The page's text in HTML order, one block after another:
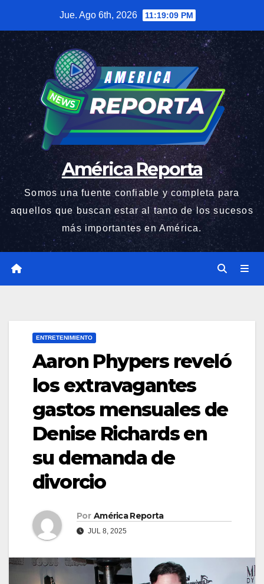
contenido
Jue. Ago 6th, 2026 11:19:11 PM
América Reporta
Somos una fuente confiable y completa para
aquellos que buscan estar al tanto de los sucesos
más importantes en América.
ENTRETENIMIENTO
Aaron Phypers reveló
los extravagantes
gastos mensuales de
Denise Richards en
su demanda de
divorcio
Por América Reporta
JUL 8, 2025